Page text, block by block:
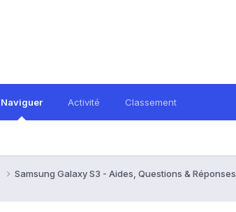
Naviguer Activité Classement
Samsung Galaxy S3 - Aides, Questions & Réponses